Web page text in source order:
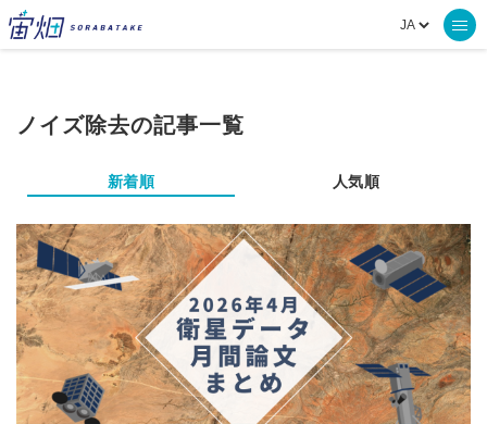
ノイズ除去の記事一覧
新着順 人気順